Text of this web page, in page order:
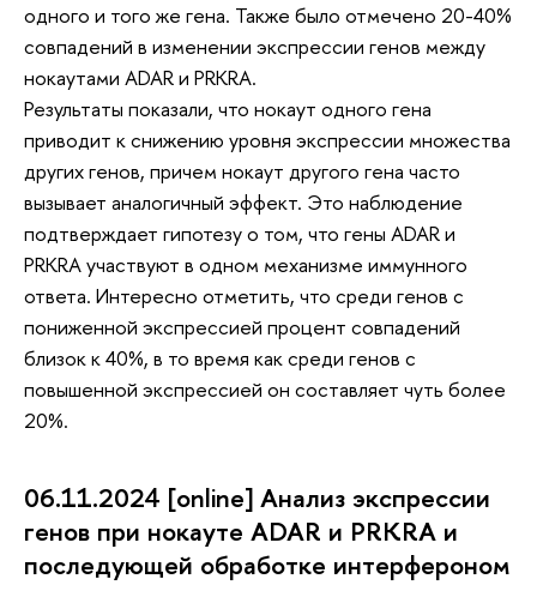
одного и того же гена. Также было отмечено 20-40%
совпадений в изменении экспрессии генов между
нокаутами ADAR и PRKRA.
Результаты показали, что нокаут одного гена
приводит к снижению уровня экспрессии множества
других генов, причем нокаут другого гена часто
вызывает аналогичный эффект. Это наблюдение
подтверждает гипотезу о том, что гены ADAR и
PRKRA участвуют в одном механизме иммунного
ответа. Интересно отметить, что среди генов с
пониженной экспрессией процент совпадений
близок к 40%, в то время как среди генов с
повышенной экспрессией он составляет чуть более
20%.
06.11.2024 [online] Анализ экспрессии
генов при нокауте ADAR и PRKRA и
последующей обработке интерфероном